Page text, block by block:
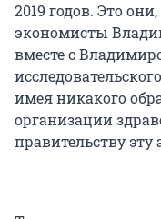
2019 годов. Это
экономисты
вместе с
имея никакого
организации
правительству